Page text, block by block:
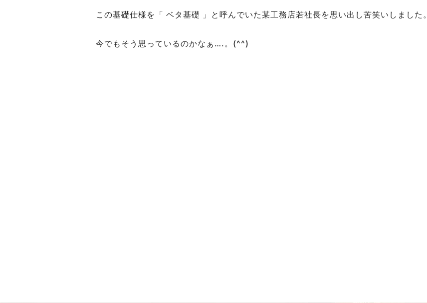
この基礎仕様を「 ベタ基礎 」と呼んでいた某工務店若社長を思い出し苦笑いしました。
今でもそう思っているのかなぁ….。(^^)